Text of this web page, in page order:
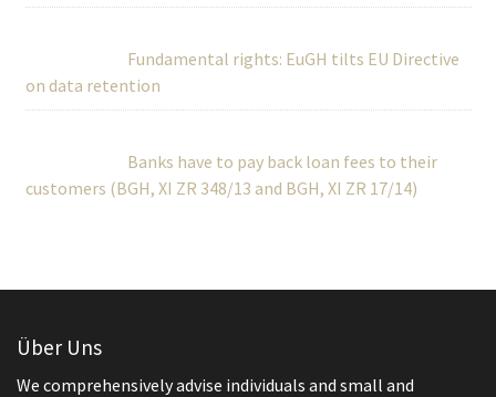
Fundamental rights: EuGH tilts EU Directive
on data retention
Banks have to pay back loan fees to their
customers (BGH, XI ZR 348/13 and BGH, XI ZR 17/14)
Über Uns
We comprehensively advise individuals and small and